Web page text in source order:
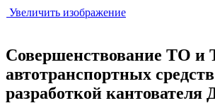
Увеличить изображение
Совершенствование ТО и
автотранспортных
разработкой кантователя